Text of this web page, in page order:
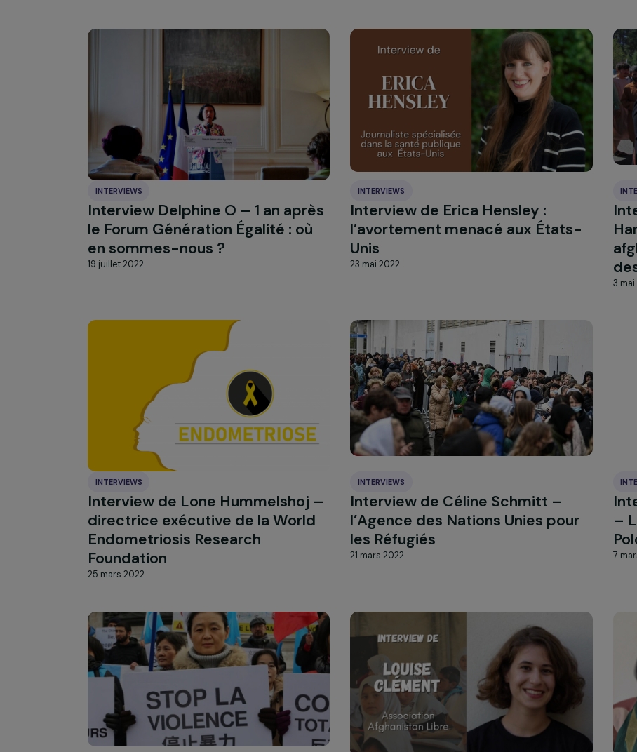
Interview d’Anne Bideau –
Journée Internationale des droits
des filles
4 octobre 2022
INTERVIEWS
Tribune de Danièle Kapel-
Marcovici
29 septembre 2022
INTERVIEWS
Interview Delphine O – 1 an après
le Forum Génération Égalité : où
en sommes-nous ?
INTERVIEWS
Interview de Erica Hensley :
l’avortement menacé aux États-
INTERVIEWS INTERVIEWS